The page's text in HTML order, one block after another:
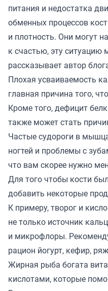
питания и недостатка
обменных процессов
и плотность. Они могут
к счастью, эту
рассказывает автор
Плохая усваиваемость
главная причина того,
Кроме того, дефицит
также может стать
Частые судороги в
ногтей и проблемы с
что вам скорее нужно
Для того чтобы кости
добавить некоторые
К примеру, творог и
не только источник
и микрофлоры.
рацион йогурт, кефир,
Жирная рыба богата
кислотами, которые